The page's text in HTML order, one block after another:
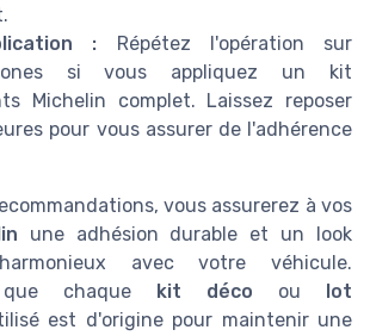
: Répétez l'opération sur
si vous appliquez un kit
Michelin complet. Laissez reposer
pour vous assurer de l'adhérence
vous assurerez à vos
une adhésion durable et un look
avec votre véhicule.
que chaque
kit déco ou
lot
est d'origine pour maintenir une